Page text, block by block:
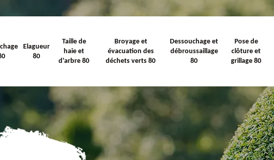
Elagueur
80
Taille de
haie et
d'arbre 80
Broyage et
évacuation des
déchets verts 80
Dessouchage et
débroussaillage
80
Pose de
clôture et
grillage 80